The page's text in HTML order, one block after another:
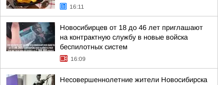
16:11
Новосибирцев от 18 до 46 лет приглашают
на контрактную службу в новые войска
беспилотных систем
16:09
Несовершеннолетние жители Новосибирска